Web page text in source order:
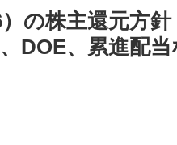
の株主還元方
DOE、累進配